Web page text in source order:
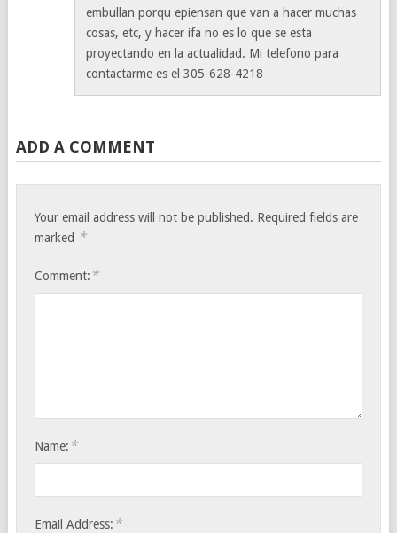
embullan porqu epiensan que van a hacer muchas
cosas, etc, y hacer ifa no es lo que se esta
proyectando en la actualidad. Mi telefono para
contactarme es el 305-628-4218
ADD A COMMENT
Your email address will not be published. Required fields are
marked *
Comment: *
Name: *
Email Address: *